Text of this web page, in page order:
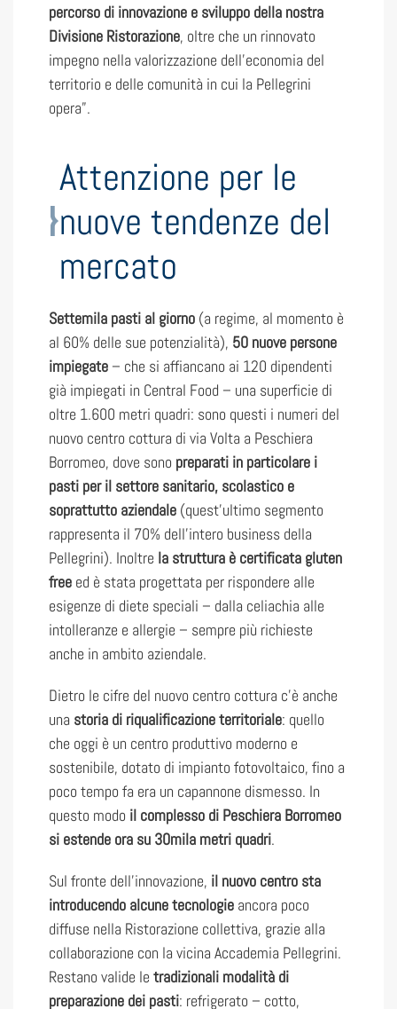
percorso di innovazione e sviluppo della nostra
Divisione Ristorazione, oltre che un rinnovato
impegno nella valorizzazione dell’economia del
territorio e delle comunità in cui la Pellegrini
opera”.
Attenzione per le
nuove tendenze del
mercato
Settemila pasti al giorno (a regime, al momento è
al 60% delle sue potenzialità), 50 nuove persone
impiegate – che si affiancano ai 120 dipendenti
già impiegati in Central Food – una superficie di
oltre 1.600 metri quadri: sono questi i numeri del
nuovo centro cottura di via Volta a Peschiera
Borromeo, dove sono preparati in particolare i
pasti per il settore sanitario, scolastico e
soprattutto aziendale (quest’ultimo segmento
rappresenta il 70% dell’intero business della
Pellegrini). Inoltre la struttura è certificata gluten
free ed è stata progettata per rispondere alle
esigenze di diete speciali – dalla celiachia alle
intolleranze e allergie – sempre più richieste
anche in ambito aziendale.
Dietro le cifre del nuovo centro cottura c’è anche
una storia di riqualificazione territoriale: quello
che oggi è un centro produttivo moderno e
sostenibile, dotato di impianto fotovoltaico, fino a
poco tempo fa era un capannone dismesso. In
questo modo il complesso di Peschiera Borromeo
si estende ora su 30mila metri quadri.
Sul fronte dell’innovazione, il nuovo centro sta
introducendo alcune tecnologie ancora poco
diffuse nella Ristorazione collettiva, grazie alla
collaborazione con la vicina Accademia Pellegrini.
Restano valide le tradizionali modalità di
preparazione dei pasti: refrigerato – cotto,